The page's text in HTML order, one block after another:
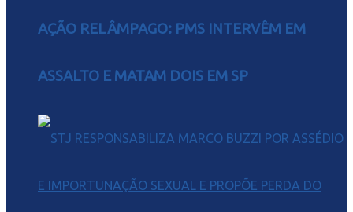
AÇÃO RELÂMPAGO: PMS INTERVÊM EM
ASSALTO E MATAM DOIS EM SP